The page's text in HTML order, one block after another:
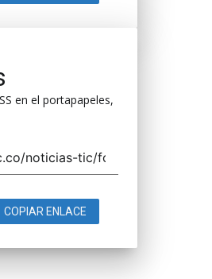
en el portapapeles,
COPIAR ENLACE